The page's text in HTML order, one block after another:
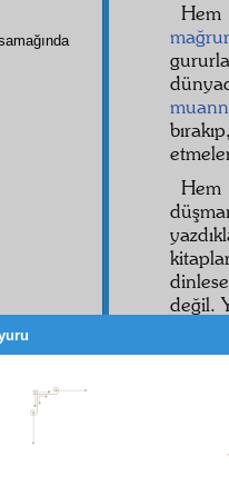
mağrur
değil.
Mertebesi